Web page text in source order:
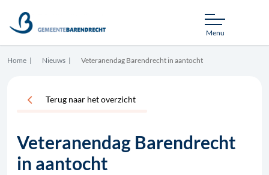
Menu
Home Nieuws Veteranendag Barendrecht in aantocht
Terug naar het overzicht
Veteranendag Barendrecht
in aantocht